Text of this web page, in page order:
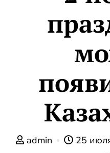
admin 25